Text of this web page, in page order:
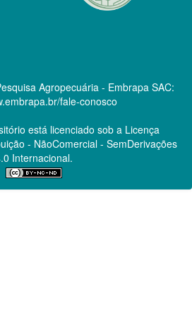
Agropecuária - Embrapa SAC:
fale-conosco
está licenciado sob a Licença
- NãoComercial - SemDerivações
Internacional.